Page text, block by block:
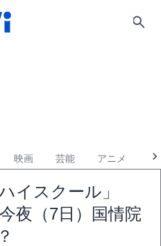
映画 芸能 アニメ
イスクール」
夜（7日）国情院